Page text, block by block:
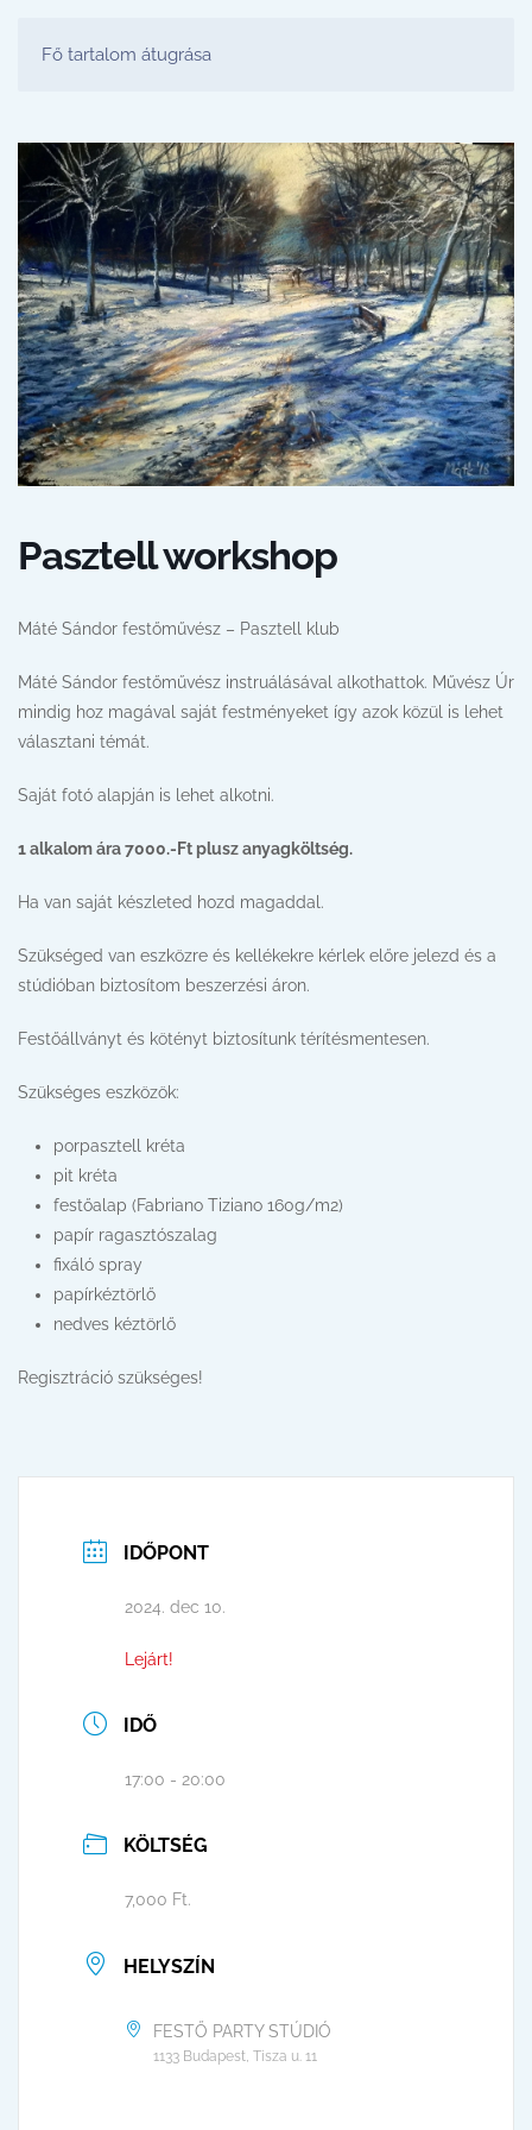
Fő tartalom átugrása
FESTŐ PARTY STÚDIÓ
Pasztell workshop
Máté Sándor festőművész – Pasztell klub
Máté Sándor festőművész instruálásával alkothattok. Művész Úr
mindig hoz magával saját festményeket így azok közül is lehet
választani témát.
Saját fotó alapján is lehet alkotni.
1 alkalom ára 7000.-Ft plusz anyagköltség.
Ha van saját készleted hozd magaddal.
Szükséged van eszközre és kellékekre kérlek előre jelezd és a
stúdióban biztosítom beszerzési áron.
Festőállványt és kötényt biztosítunk térítésmentesen.
Szükséges eszközök:
porpasztell kréta
pit kréta
festőalap (Fabriano Tiziano 160g/m2)
papír ragasztószalag
fixáló spray
papírkéztörlő
nedves kéztörlő
Regisztráció szükséges!
IDŐPONT
2024. dec 10.
Lejárt!
IDŐ
17:00 - 20:00
KÖLTSÉG
7,000 Ft.
HELYSZÍN
FESTŐ PARTY STÚDIÓ
1133 Budapest, Tisza u. 11